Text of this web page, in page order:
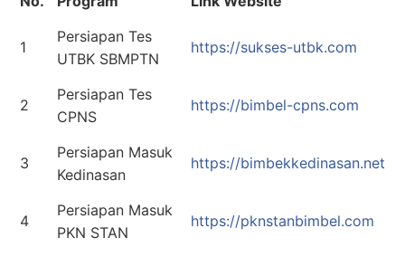
1
Persiapan Tes
UTBK SBMPTN
https://sukses-utbk.com
2
Persiapan Tes
CPNS
https://bimbel-cpns.com
3
Persiapan Masuk
Kedinasan
https://bimbekkedinasan.net
4
Persiapan Masuk
PKN STAN
https://pknstanbimbel.com